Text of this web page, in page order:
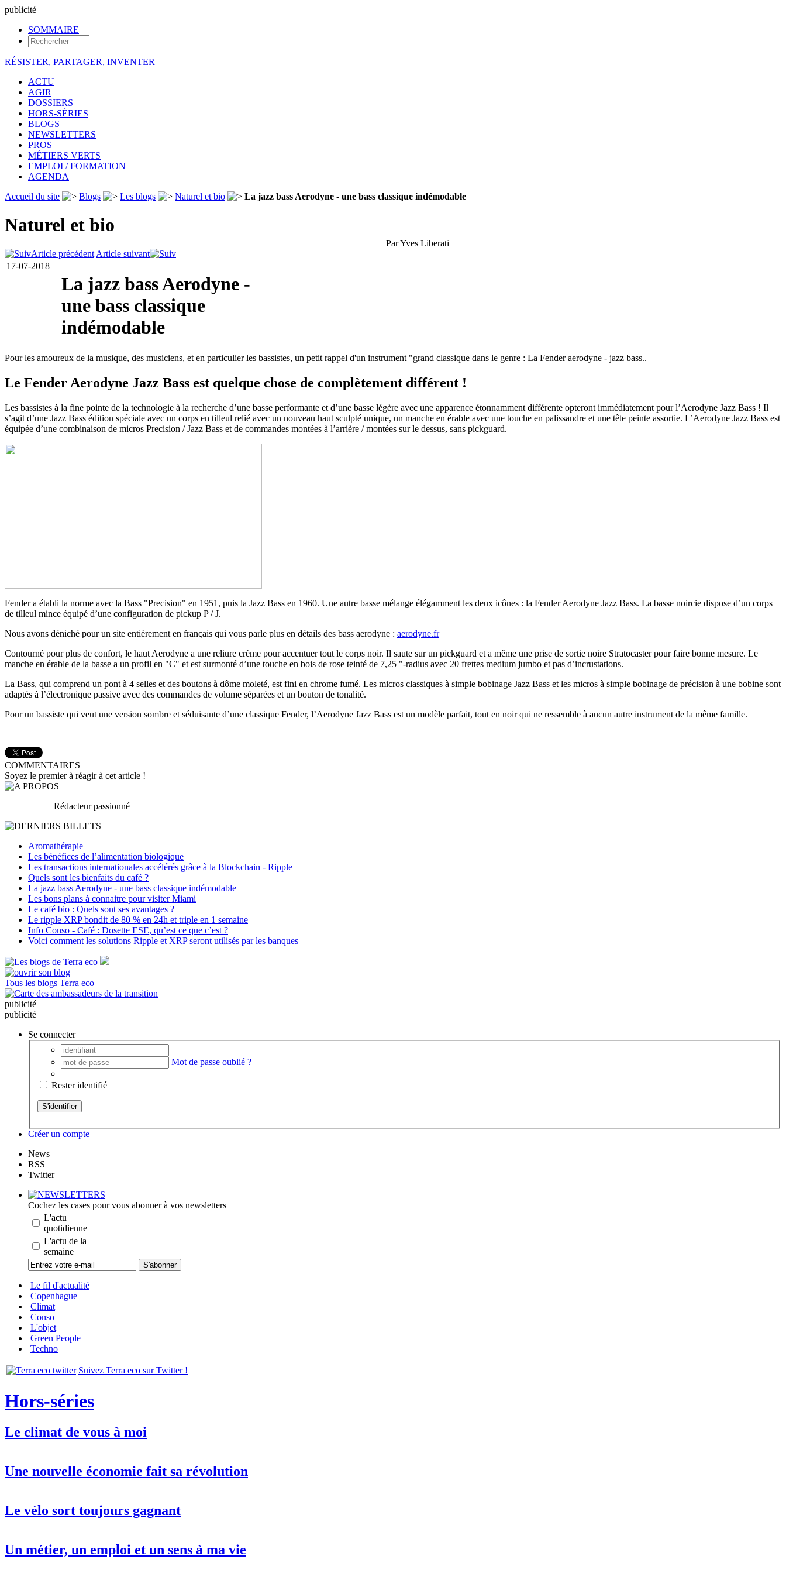
publicité
SOMMAIRE
RÉSISTER, PARTAGER, INVENTER
ACTU
AGIR
DOSSIERS
HORS-SÉRIES
BLOGS
NEWSLETTERS
PROS
MÉTIERS VERTS
EMPLOI / FORMATION
AGENDA
Accueil du site
Blogs Les blogs Naturel et bio La jazz bass Aerodyne - une bass classique indémodable
Naturel et bio
ParYves Liberati
Article précédent Article suivant
17-07-2018
La jazz bass Aerodyne -
une bass classique
indémodable
Pour les amoureux de la musique, des musiciens, et en particulier les bassistes, un petit rappel d'un instrument "grand classique dans le genre : La Fender aerodyne - jazz bass..
Le Fender Aerodyne Jazz Bass est quelque chose de complètement différent !
Les bassistes à la fine pointe de la technologie à la recherche d’une basse performante et d’une basse légère avec une apparence étonnamment différente opteront immédiatement pour l’Aerodyne Jazz Bass ! Il
s’agit d’une Jazz Bass édition spéciale avec un corps en tilleul relié avec un nouveau haut sculpté unique, un manche en érable avec une touche en palissandre et une tête peinte assortie. L’Aerodyne Jazz Bass est
équipée d’une combinaison de micros Precision / Jazz Bass et de commandes montées à l’arrière / montées sur le dessus, sans pickguard.
Fender a établi la norme avec la Bass "Precision" en 1951, puis la Jazz Bass en 1960. Une autre basse mélange élégamment les deux icônes : la Fender Aerodyne Jazz Bass. La basse noircie dispose d’un corps
de tilleul mince équipé d’une configuration de pickup P / J.
Nous avons déniché pour un site entièrement en français qui vous parle plus en détails des bass aerodyne : aerodyne.fr
Contourné pour plus de confort, le haut Aerodyne a une reliure crème pour accentuer tout le corps noir. Il saute sur un pickguard et a même une prise de sortie noire Stratocaster pour faire bonne mesure. Le
manche en érable de la basse a un profil en "C" et est surmonté d’une touche en bois de rose teinté de 7,25 "-radius avec 20 frettes medium jumbo et pas d’incrustations.
La Bass, qui comprend un pont à 4 selles et des boutons à dôme moleté, est fini en chrome fumé. Les micros classiques à simple bobinage Jazz Bass et les micros à simple bobinage de précision à une bobine sont
adaptés à l’électronique passive avec des commandes de volume séparées et un bouton de tonalité.
Pour un bassiste qui veut une version sombre et séduisante d’une classique Fender, l’Aerodyne Jazz Bass est un modèle parfait, tout en noir qui ne ressemble à aucun autre instrument de la même famille.
COMMENTAIRES
Soyez le premier à réagir à cet article !
Rédacteur passionné
Aromathérapie
Les bénéfices de l’alimentation biologique
Les transactions internationales accélérés grâce à la Blockchain - Ripple
Quels sont les bienfaits du café ?
La jazz bass Aerodyne - une bass classique indémodable
Les bons plans à connaitre pour visiter Miami
Le café bio : Quels sont ses avantages ?
Le ripple XRP bondit de 80 % en 24h et triple en 1 semaine
Info Conso - Café : Dosette ESE, qu’est ce que c’est ?
Voici comment les solutions Ripple et XRP seront utilisés par les banques
Tous les blogs Terra eco
publicité
publicité
Se connecter
Mot de passe oublié ?
Rester identifié
Créer un compte
News
RSS
Twitter
Cochez les cases pour vous abonner à vos newsletters
L'actu
quotidienne
L'actu de la
semaine
Le fil d'actualité
Copenhague
Climat
Conso
L'objet
Green People
Techno
Suivez Terra eco sur Twitter !
Hors-séries
Le climat de vous à moi
Une nouvelle économie fait sa révolution
Le vélo sort toujours gagnant
Un métier, un emploi et un sens à ma vie